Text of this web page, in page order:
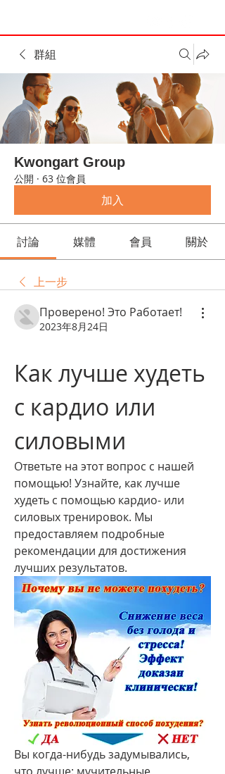
群組
Kwongart Group
公開 · 63 位會員
加入
討論 媒體 會員 關於
上一步
Проверено! Это Работает!
2023年8月24日
Как лучше худеть
с кардио или
силовыми
Ответьте на этот вопрос с нашей
помощью! Узнайте, как лучше
худеть с помощью кардио- или
силовых тренировок. Мы
предоставляем подробные
рекомендации для достижения
лучших результатов.
Вы когда-нибудь задумывались,